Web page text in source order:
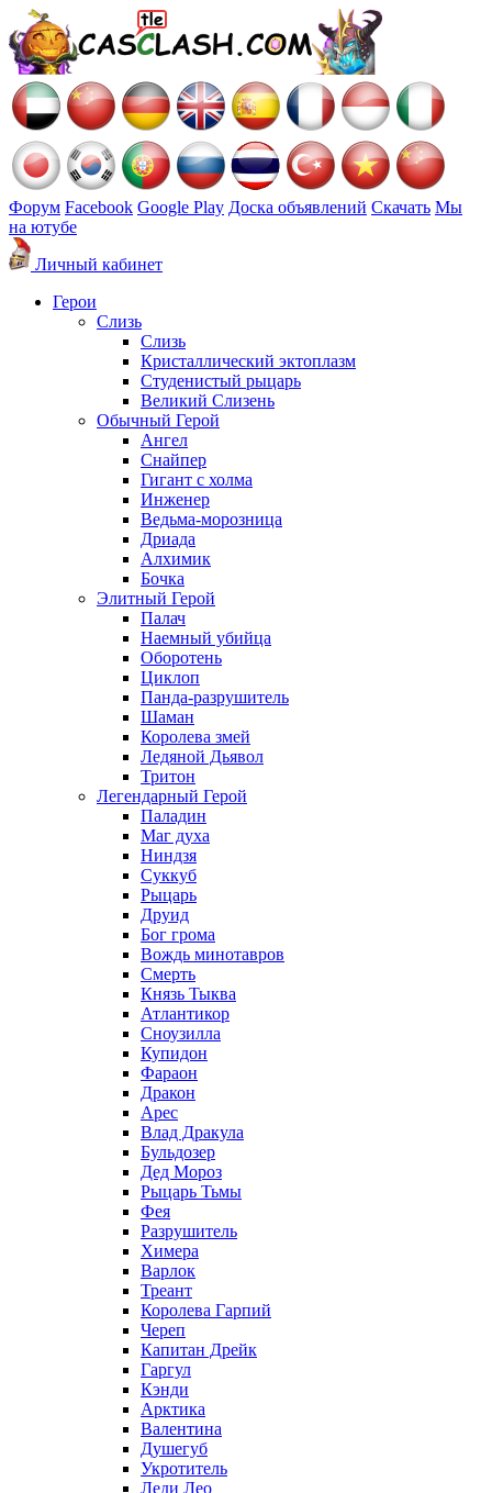
Форум Facebook Google Play Доска объявлений Скачать Мы
на ютубе
Личный кабинет
Герои
Слизь
Слизь
Кристаллический эктоплазм
Студенистый рыцарь
Великий Слизень
Обычный Герой
Ангел
Снайпер
Гигант с холма
Инженер
Ведьма-морозница
Дриада
Алхимик
Бочка
Элитный Герой
Палач
Наемный убийца
Оборотень
Циклоп
Панда-разрушитель
Шаман
Королева змей
Ледяной Дьявол
Тритон
Легендарный Герой
Паладин
Маг духа
Ниндзя
Суккуб
Рыцарь
Друид
Бог грома
Вождь минотавров
Смерть
Князь Тыква
Атлантикор
Сноузилла
Купидон
Фараон
Дракон
Арес
Влад Дракула
Бульдозер
Дед Мороз
Рыцарь Тьмы
Фея
Разрушитель
Химера
Варлок
Треант
Королева Гарпий
Череп
Капитан Дрейк
Гаргул
Кэнди
Арктика
Валентина
Душегуб
Укротитель
Леди Лео